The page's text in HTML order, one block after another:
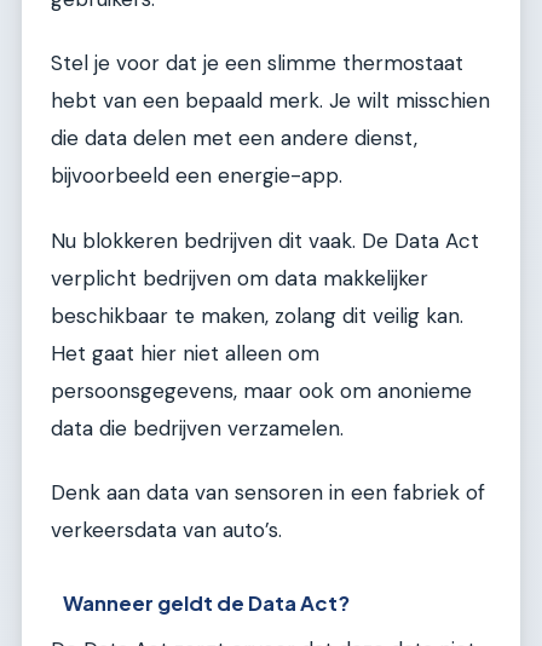
Stel je voor dat je een slimme thermostaat
hebt van een bepaald merk. Je wilt misschien
die data delen met een andere dienst,
bijvoorbeeld een energie-app.
Nu blokkeren bedrijven dit vaak. De Data Act
verplicht bedrijven om data makkelijker
beschikbaar te maken, zolang dit veilig kan.
Het gaat hier niet alleen om
persoonsgegevens, maar ook om anonieme
data die bedrijven verzamelen.
Denk aan data van sensoren in een fabriek of
verkeersdata van auto’s.
Wanneer geldt de Data Act?